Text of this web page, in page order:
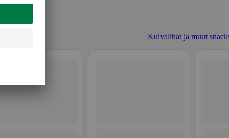
Kuivalihat ja muut